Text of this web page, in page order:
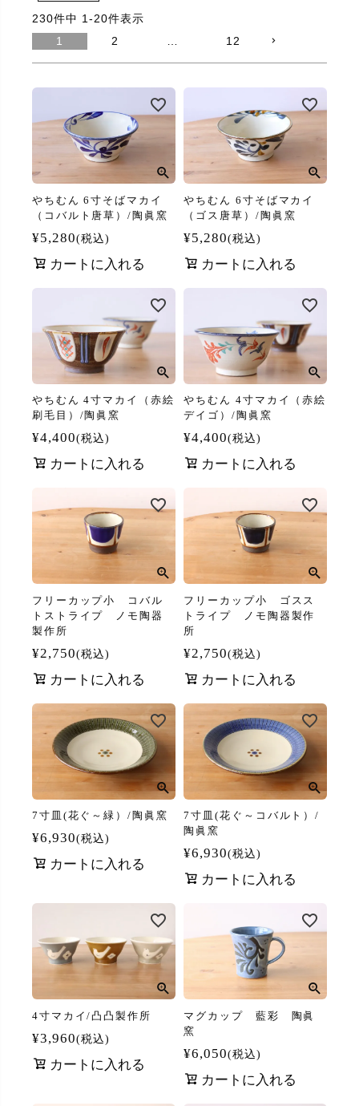
230件中 1-20件表示
1
2 … 12
やちむん 6寸そばマカイ
（コバルト唐草）/陶眞窯
¥5,280 税込
カートに入れる
やちむん 6寸そばマカイ
（ゴス唐草）/陶眞窯
¥5,280 税込
カートに入れる
やちむん 4寸マカイ（赤絵
刷毛目）/陶眞窯
¥4,400 税込
カートに入れる
やちむん 4寸マカイ（赤絵
デイゴ）/陶眞窯
¥4,400 税込
カートに入れる
フリーカップ小 コバル
トストライプ ノモ陶器
製作所
¥2,750 税込
カートに入れる
フリーカップ小 ゴスス
トライプ ノモ陶器製作
所
¥2,750 税込
カートに入れる
7寸皿(花ぐ～緑）/陶眞窯
¥6,930 税込
カートに入れる
7寸皿(花ぐ～コバルト）/
陶眞窯
¥6,930 税込
カートに入れる
4寸マカイ/凸凸製作所
¥3,960 税込
カートに入れる
マグカップ 藍彩 陶眞
窯
¥6,050 税込
カートに入れる